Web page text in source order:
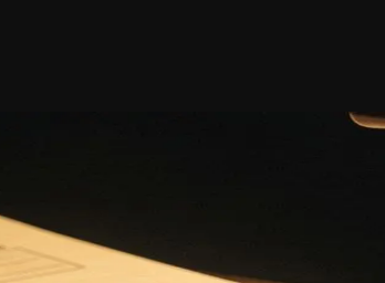
willen raadplegen, belanden vaak bij een loket of
chatinterface waarmee burgers zelf vragen